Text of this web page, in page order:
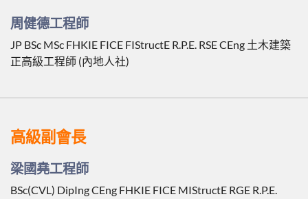
周健德工程師
JP BSc MSc FHKIE FICE FIStructE R.P.E. RSE CEng 土木建築
正高級工程師 (內地人社)
高級副會長
梁國堯工程師
BSc(CVL) DipIng CEng FHKIE FICE MIStructE RGE R.P.E.